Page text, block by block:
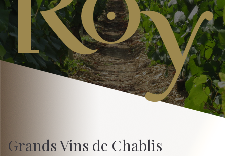
Grands Vins de Chablis